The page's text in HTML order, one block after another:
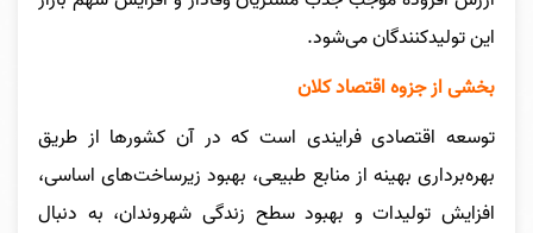
این تولیدکنندگان می‌شود.
بخشی از جزوه اقتصاد کلان
توسعه اقتصادی فرایندی است که در آن کشورها از طریق
بهره‌برداری بهینه از منابع طبیعی، بهبود زیرساخت‌های اساسی،
افزایش تولیدات و بهبود سطح زندگی شهروندان، به دنبال